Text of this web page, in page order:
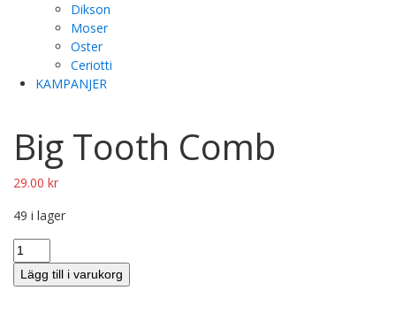
Dikson
Moser
Oster
Ceriotti
KAMPANJER
Big Tooth Comb
29.00 kr
49 i lager
Lägg till i varukorg